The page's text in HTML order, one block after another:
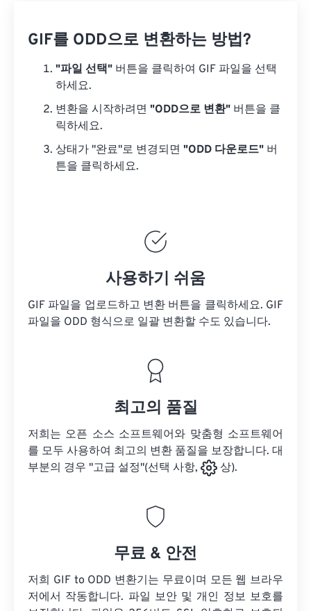
GIF를 ODD으로 변환하는 방법?
"파일 선택" 버튼을 클릭하여 GIF 파일을 선택
하세요.
변환을 시작하려면 "ODD으로 변환" 버튼을 클
릭하세요.
상태가 "완료"로 변경되면 "ODD 다운로드" 버
튼을 클릭하세요.
사용하기 쉬움
GIF 파일을 업로드하고 변환 버튼을 클릭하세요. GIF
파일을 ODD 형식으로 일괄 변환할 수도 있습니다.
최고의 품질
저희는 오픈 소스 소프트웨어와 맞춤형 소프트웨어
를 모두 사용하여 최고의 변환 품질을 보장합니다. 대
부분의 경우 "고급 설정"(선택 사항,
상).
무료 & 안전
저희 GIF to ODD 변환기는 무료이며 모든 웹 브라우
저에서 작동합니다. 파일 보안 및 개인 정보 보호를